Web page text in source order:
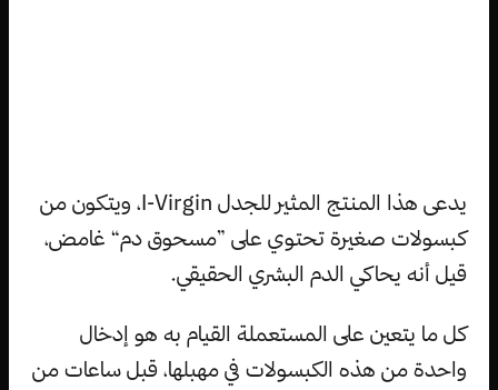
يدعى هذا المنتج المثير للجدل I-Virgin، ويتكون من
كبسولات صغيرة تحتوي على ”مسحوق دم“ غامض،
قيل أنه يحاكي الدم البشري الحقيقي.
كل ما يتعين على المستعملة القيام به هو إدخال
واحدة من هذه الكبسولات في مهبلها، قبل ساعات من